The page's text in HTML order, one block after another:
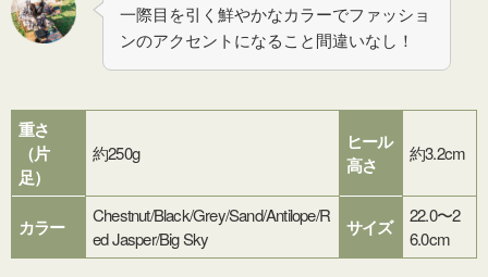
一際目を引く鮮やかなカラーでファッショ
ンのアクセントになること間違いなし！
重さ
（片
足）
約250g
ヒール
高さ
約3.2cm
カラー
Chestnut/Black/Grey/Sand/Antilope/R
ed Jasper/Big Sky
サイズ
22.0〜2
6.0cm